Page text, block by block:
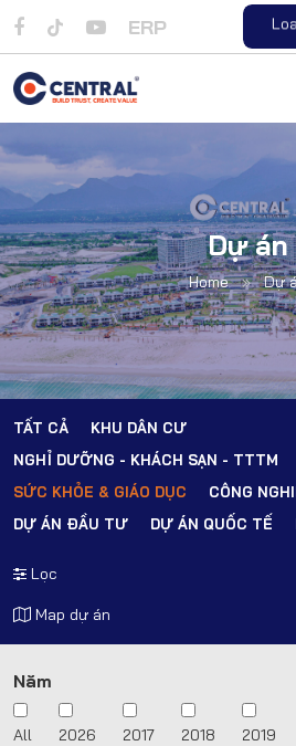
ERP
Dự án
Home » Dự
TẤT CẢ
KHU DÂN CƯ
NGHỈ DƯỠNG - KHÁCH SẠN - TTTM
SỨC KHỎE & GIÁO DỤC
CÔNG
DỰ ÁN ĐẦU TƯ
DỰ ÁN QUỐC TẾ
Lọc
Map dự án
Năm
All 2026 2017 2018 2019